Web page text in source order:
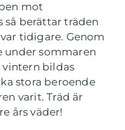
mot
berättar träden
tidigare. Genom
under sommaren
bildas
stora beroende
varit. Träd är
års väder!